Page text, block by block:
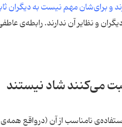
و برای‌شان مهم نیست به دیگران
و نظایر آن ندارند. رابطه‌ی
می‌کنند شاد نیستند
نامناسب از آن (درواقع همه‌ی